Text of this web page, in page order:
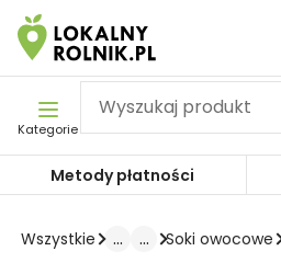
Pomiń nawigację
Kategorie
Metody płatności
Wszystkie ... ... Soki owocowe